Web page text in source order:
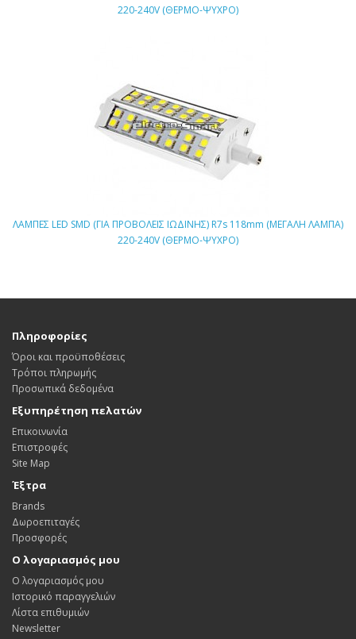
220-240V (ΘΕΡΜΟ-ΨΥΧΡΟ)
ΛΑΜΠΕΣ LED SMD (ΓΙΑ ΠΡΟΒΟΛΕΙΣ ΙΩΔΙΝΗΣ) R7s 118mm (ΜΕΓΑΛΗ ΛΑΜΠΑ)
220-240V (ΘΕΡΜΟ-ΨΥΧΡΟ)
Πληροφορίες
Όροι και προϋποθέσεις
Τρόποι πληρωμής
Προσωπικά δεδομένα
Εξυπηρέτηση πελατών
Επικοινωνία
Επιστροφές
Site Map
Έξτρα
Brands
Δωροεπιταγές
Προσφορές
Ο λογαριασμός μου
Ο λογαριασμός μου
Ιστορικό παραγγελιών
Λίστα επιθυμιών
Newsletter